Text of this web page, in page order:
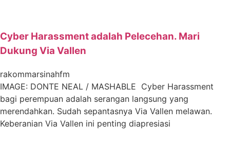
Cyber Harassment adalah Pelecehan. Mari
Dukung Via Vallen
rakommarsinahfm
IMAGE: DONTE NEAL / MASHABLE Cyber Harassment
bagi perempuan adalah serangan langsung yang
merendahkan. Sudah sepantasnya Via Vallen melawan.
Keberanian Via Vallen ini penting diapresiasi